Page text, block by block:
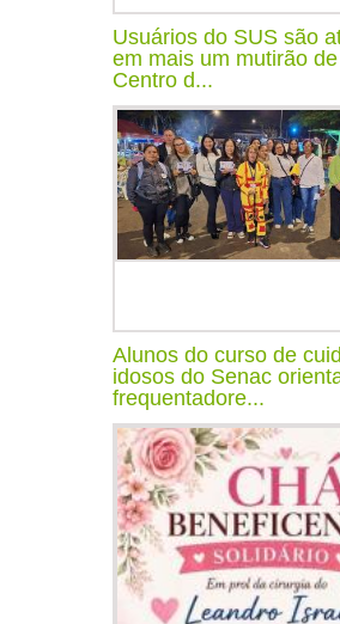
Usuários do SUS são
em mais um mutirão
Centro d...
Alunos do curso de
idosos do Senac
frequentadore...